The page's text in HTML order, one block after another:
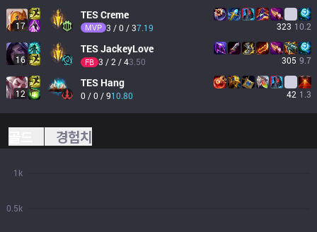
17
TESCreme
MVP 3 / 0 / 37.19 323 10.2
16
TESJackeyLove
FB 3 / 2 / 43.50 305 9.7
12
TES Hang
0 / 0 / 910.80 42 1.3
경험치
0.5k
1k